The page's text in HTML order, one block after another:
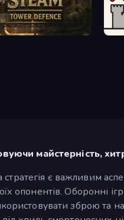
Steam Tower Defence
майстерність,
є важливим
опонентів. Оборонні
зброю та